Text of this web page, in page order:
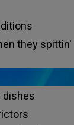
they spittin'
dishes